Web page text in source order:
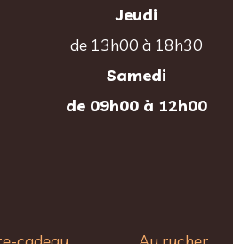
Jeudi
de 13h00 à 18h30
Samedi
de 09h00 à 12h00